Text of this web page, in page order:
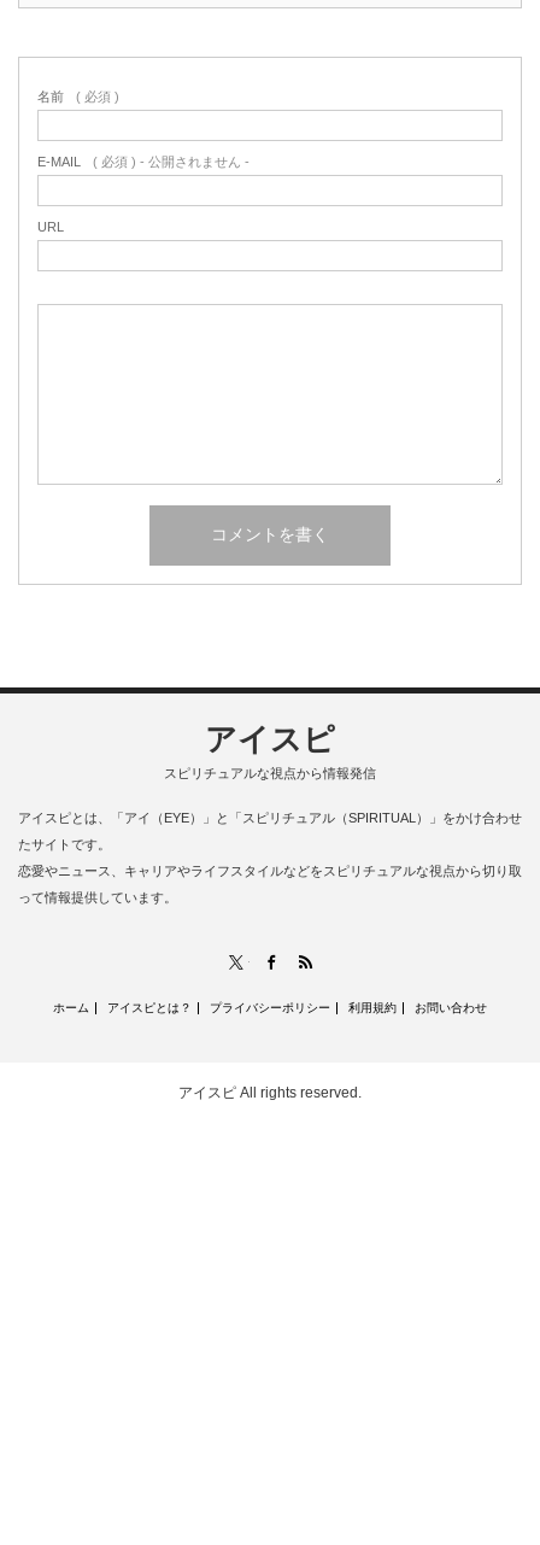
名前 ( 必須 )
E-MAIL ( 必須 ) - 公開されません -
URL
アイスピ
スピリチュアルな視点から情報発信
アイスピとは、「アイ（EYE）」と「スピリチュアル（SPIRITUAL）」をかけ合わせ
たサイトです。
恋愛やニュース、キャリアやライフスタイルなどをスピリチュアルな視点から切り取
って情報提供しています。
Facebook
ホーム アイスピとは？ プライバシーポリシー 利用規約 お問い合わせ
アイスピ All rights reserved.